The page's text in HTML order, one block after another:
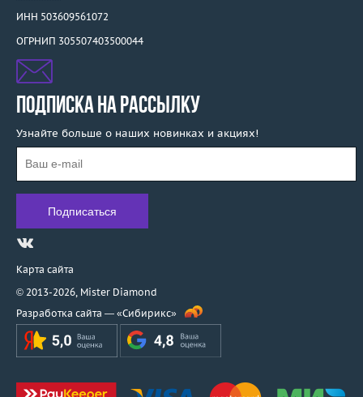
Италия
СССР
Франция
Чехия
Швейцария
ЭПЛ Якутские бриллианты
ИНН 503609561072
ОГРНИП 305507403500044
ПОДПИСКА НА РАССЫЛКУ
Узнайте больше о наших новинках и акциях!
Карта сайта
© 2013-2026, Mister Diamond
Разработка сайта — «Сибирикс»